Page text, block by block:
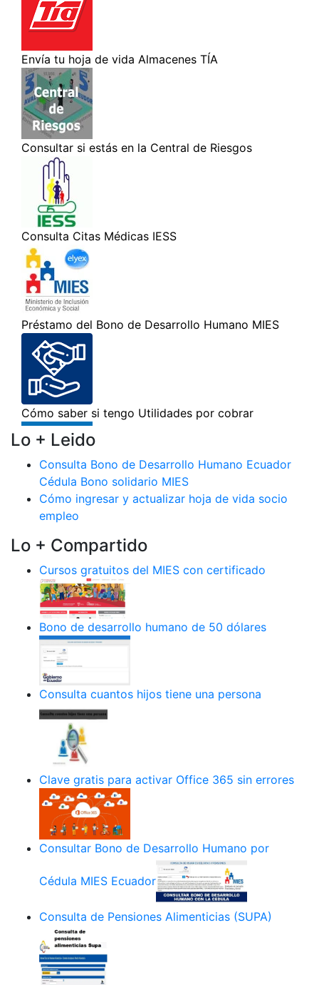
Lo + Leido
Consulta Bono de Desarrollo Humano Ecuador
Cédula Bono solidario MIES
Cómo ingresar y actualizar hoja de vida socio
empleo
Lo + Compartido
Cursos gratuitos del MIES con certificado
Bono de desarrollo humano de 50 dólares
Consulta cuantos hijos tiene una persona
Clave gratis para activar Office 365 sin errores
Consultar Bono de Desarrollo Humano por
Cédula MIES Ecuador
Consulta de Pensiones Alimenticias (SUPA)